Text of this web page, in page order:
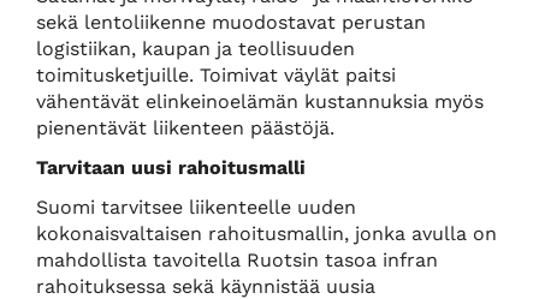
sekä lentoliikenne muodostavat perustan
logistiikan, kaupan ja teollisuuden
toimitusketjuille. Toimivat väylät paitsi
vähentävät elinkeinoelämän kustannuksia myös
pienentävät liikenteen päästöjä.
Tarvitaan uusi rahoitusmalli
Suomi tarvitsee liikenteelle uuden
kokonaisvaltaisen rahoitusmallin, jonka avulla on
mahdollista tavoitella Ruotsin tasoa infran
rahoituksessa sekä käynnistää uusia